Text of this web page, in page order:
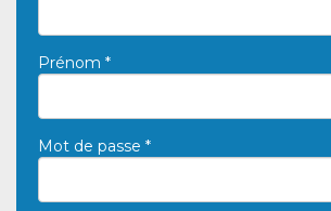
Prénom *
Mot de passe *